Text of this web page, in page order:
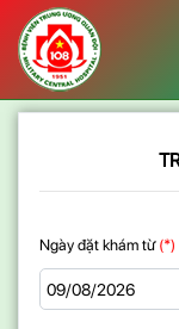
Ngày đặt khám từ (*)